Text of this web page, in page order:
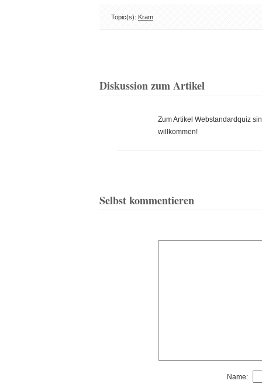
Topic(s): Kram
Diskussion zum Artikel
Zum Artikel Webstandardquiz
willkommen!
Selbst kommentieren
Name: